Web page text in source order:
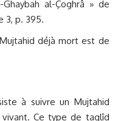
al-Çoghrâ » de
3, p. 395.
déjà mort est de
à suivre un Mujtahid
vivant. Ce type de taqlîd